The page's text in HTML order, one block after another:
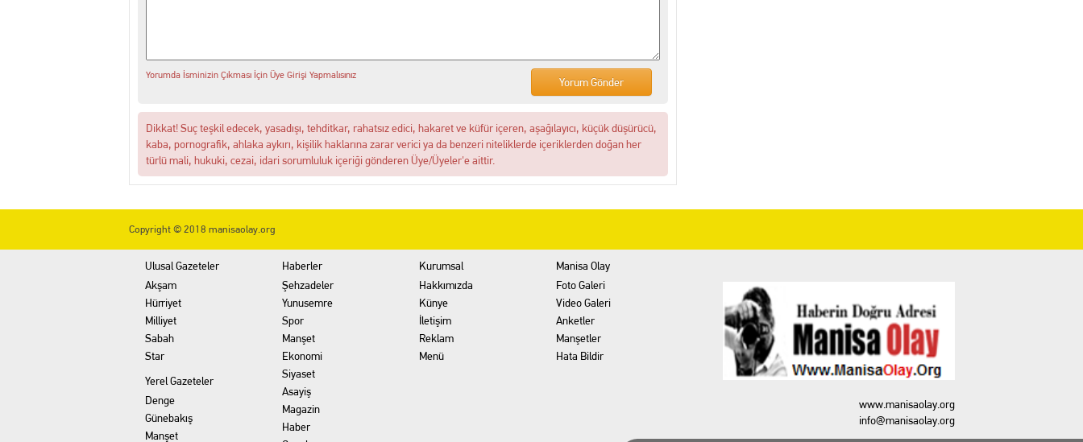
Yorumda İsminizin Çıkması İçin Üye Girişi Yapmalısınız
Dikkat! Suç teşkil edecek, yasadışı, tehditkar, rahatsız edici, hakaret ve küfür içeren, aşağılayıcı, küçük düşürücü,
kaba, pornografik, ahlaka aykırı, kişilik haklarına zarar verici ya da benzeri niteliklerde içeriklerden doğan her
türlü mali, hukuki, cezai, idari sorumluluk içeriği gönderen Üye/Üyeler'e aittir.
Copyright © 2018 manisaolay.org
www.manisaolay.org
info@manisaolay.org
Ulusal Gazeteler
Akşam
Hürriyet
Milliyet
Sabah
Star
Yerel Gazeteler
Denge
Günebakış
Manşet
Haberler
Şehzadeler
Yunusemre
Spor
Manşet
Ekonomi
Siyaset
Asayiş
Magazin
Haber
Kurumsal
Hakkımızda
Künye
İletişim
Reklam
Menü
Manisa Olay
Foto Galeri
Video Galeri
Anketler
Manşetler
Hata Bildir